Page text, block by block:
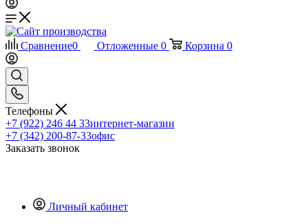
Сравнение0 Отложенные 0 Корзина 0
Телефоны
+7 (922) 246 44 33интернет-магазин
+7 (342) 200-87-33офис
Заказать звонок
Личный кабинет